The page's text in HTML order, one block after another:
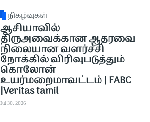
நிகழ்வுகள்
ஆசியாவில்
திருஅவைக்கான ஆதரவை
நிலையான வளர்ச்சி
நோக்கில் விரிவுபடுத்தும்
கொலோன்
உயர்மறைமாவட்டம் | FABC
|Veritas tamil
Jul 30, 2026